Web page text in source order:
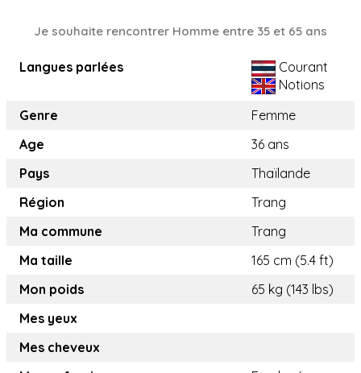
Je souhaite rencontrer Homme entre 35 et 65 ans
Langues parlées
Courant
Notions
Genre
Femme
Age
36 ans
Pays
Thaïlande
Région
Trang
Ma commune
Trang
Ma taille
165 cm (5.4 ft)
Mon poids
65 kg (143 lbs)
Mes yeux
Mes cheveux